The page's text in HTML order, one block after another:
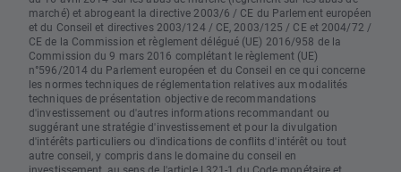
marché) et abrogeant la directive 2003/6 / CE du Parlement européen
et du Conseil et directives 2003/124 / CE, 2003/125 / CE et 2004/72 /
CE de la Commission et règlement délégué (UE) 2016/958 de la
Commission du 9 mars 2016 complétant le règlement (UE)
n°596/2014 du Parlement européen et du Conseil en ce qui concerne
les normes techniques de réglementation relatives aux modalités
techniques de présentation objective de recommandations
d'investissement ou d'autres informations recommandant ou
suggérant une stratégie d'investissement et pour la divulgation
d'intérêts particuliers ou d'indications de conflits d'intérêt ou tout
autre conseil, y compris dans le domaine du conseil en